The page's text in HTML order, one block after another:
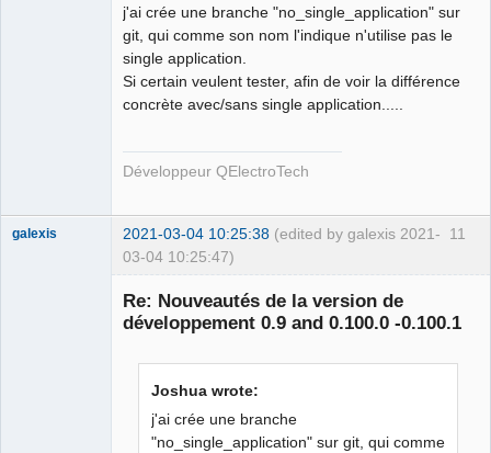
j'ai crée une branche "no_single_application" sur
git, qui comme son nom l'indique n'utilise pas le
single application.
Si certain veulent tester, afin de voir la différence
concrète avec/sans single application.....
Développeur QElectroTech
11
galexis 2021-03-04 10:25:38 (edited by galexis 2021-
03-04 10:25:47)
Re: Nouveautés de la version de
développement 0.9 and 0.100.0 -0.100.1
Joshua wrote:
j'ai crée une branche
"no_single_application" sur git, qui comme